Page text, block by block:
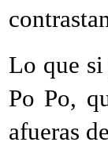
Lo que si
Po Po,
afueras